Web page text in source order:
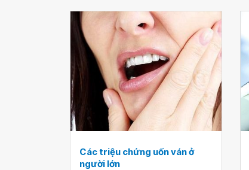
Các triệu chứng uốn ván ở
người lớn